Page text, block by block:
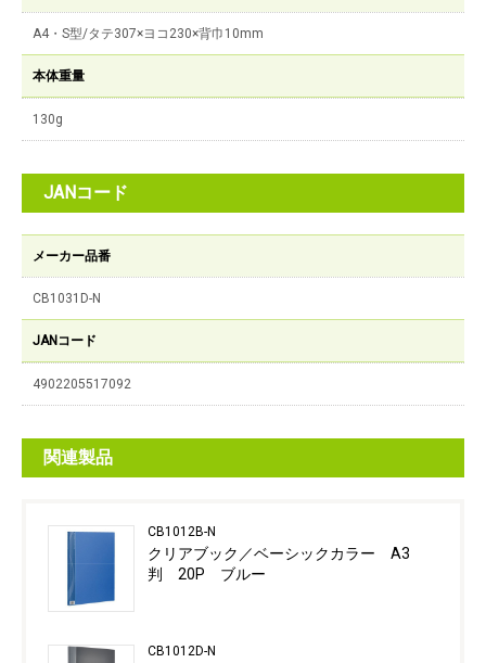
A4・S型/タテ307×ヨコ230×背巾10mm
本体重量
130g
JANコード
メーカー品番
CB1031D-N
JANコード
4902205517092
関連製品
CB1012B-N
クリアブック／ベーシックカラー A3
判 20P ブルー
CB1012D-N